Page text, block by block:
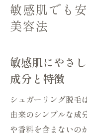
敏感肌でも
美容法
敏感肌にやさ
成分と特徴
シュガーリング脱毛
由来のシンプルな成
や香料を含まないの